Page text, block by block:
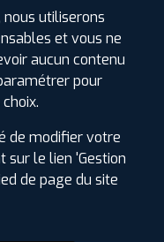
nous utiliserons
et vous ne
aucun contenu
pour
de modifier votre
sur le lien 'Gestion
de page du site